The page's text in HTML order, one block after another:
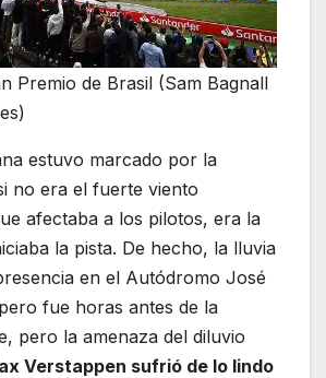
Premio de Brasil (Sam Bagnall
estuvo marcado por la
no era el fuerte viento
afectaba a los pilotos, era la
la pista. De hecho, la lluvia
en el Autódromo José
fue horas antes de la
pero la amenaza del diluvio
Verstappen sufrió de lo lindo